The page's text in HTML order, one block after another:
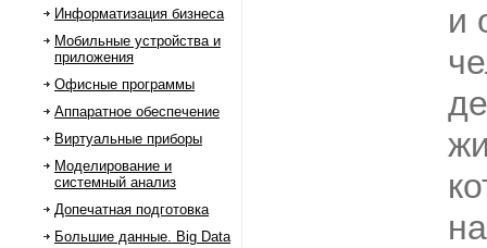
Информатизация бизнеса
Мобильные устройства и
приложения
Офисные программы
Аппаратное обеспечение
Виртуальные приборы
Моделирование и
системный анализ
Допечатная подготовка
Большие данные. Big Data
и